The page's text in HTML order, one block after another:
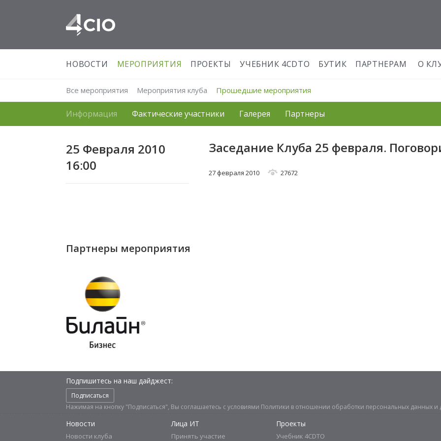
НОВОСТИ МЕРОПРИЯТИЯ
Все мероприятия Мероприятия клуба Прошедшие мероприятия
ПРОЕКТЫ УЧЕБНИК 4CDTO БУТИК ПАРТНЕРАМ О
Информация Фактические участники Галерея Партнеры
25 Февраля 2010
16:00
Заседание Клуба 25 февраля.
27 февраля 2010 27672
Партнеры мероприятия
Подпишитесь на наш дайджест:
Подписаться
Нажимая на кнопку "Подписаться", Вы соглашаетесь с условиями Политики в отношении обработки персональных данных и
Новости
Новости клуба
Лица ИТ
Принять участие
Проекты
Учебник 4CDTO